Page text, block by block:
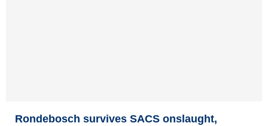
Rondebosch survives SACS onslaught,